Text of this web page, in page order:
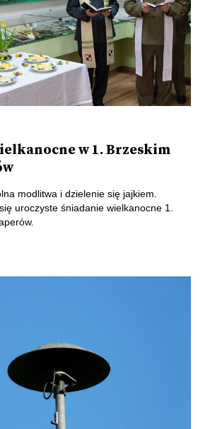
w 1. Brzeskim
modlitwa i dzielenie się jajkiem.
uroczyste śniadanie wielkanocne 1.